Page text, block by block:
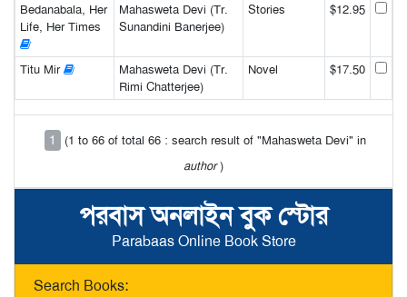
পরবাস অনলাইন বুক স্টোর
Parabaas Online Book Store
Search Books:
Bedanabala, Her
Life, Her Times
Mahasweta Devi (Tr.
Sunandini Banerjee)
Stories $12.95
Titu Mir
Mahasweta Devi (Tr.
Rimi Chatterjee)
Novel $17.50
1
(1 to 66 of total 66 : search result of "Mahasweta Devi" in
author)